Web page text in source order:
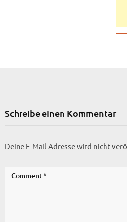
Schreibe einen Kommentar
Deine E-Mail-Adresse wird nicht